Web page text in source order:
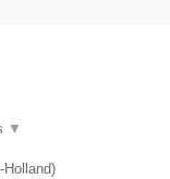
▼
Holland)